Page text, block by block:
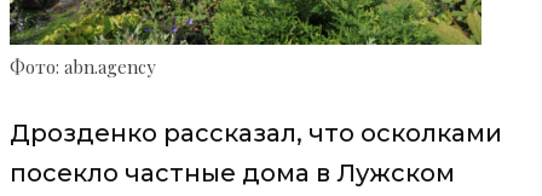
Фото: abn.agency
Дрозденко рассказал, что осколками
посекло частные дома в Лужском